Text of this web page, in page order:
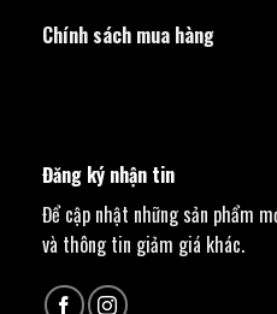
Chính sách mua hàng
Đăng ký nhận tin
Để cập nhật những sản phẩm
và thông tin giảm giá khác.